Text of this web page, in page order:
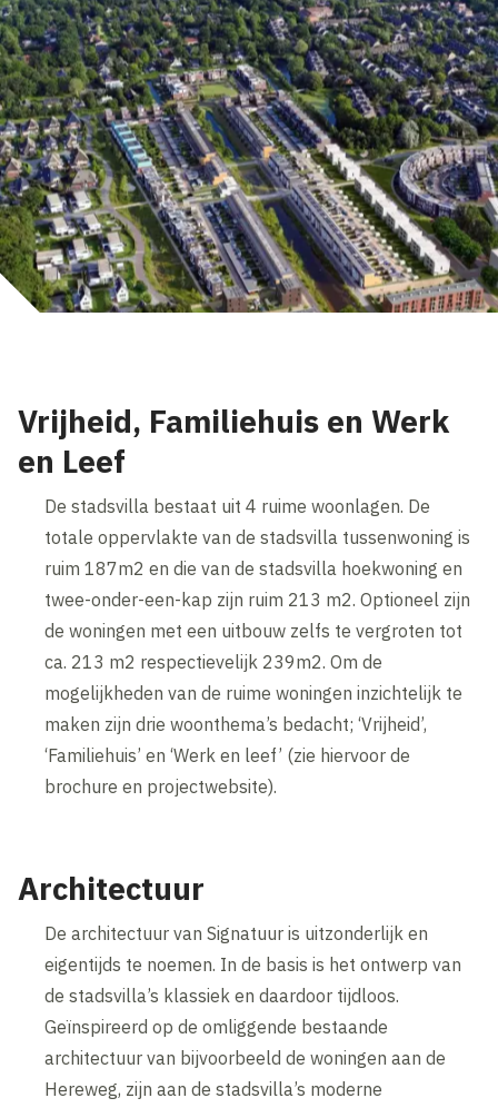
Vrijheid, Familiehuis en Werk
en Leef
De stadsvilla bestaat uit 4 ruime woonlagen. De
totale oppervlakte van de stadsvilla tussenwoning is
ruim 187m2 en die van de stadsvilla hoekwoning en
twee-onder-een-kap zijn ruim 213 m2. Optioneel zijn
de woningen met een uitbouw zelfs te vergroten tot
ca. 213 m2 respectievelijk 239m2. Om de
mogelijkheden van de ruime woningen inzichtelijk te
maken zijn drie woonthema’s bedacht; ‘Vrijheid’,
‘Familiehuis’ en ‘Werk en leef’ (zie hiervoor de
brochure en projectwebsite).
Architectuur
De architectuur van Signatuur is uitzonderlijk en
eigentijds te noemen. In de basis is het ontwerp van
de stadsvilla’s klassiek en daardoor tijdloos.
Geïnspireerd op de omliggende bestaande
architectuur van bijvoorbeeld de woningen aan de
Hereweg, zijn aan de stadsvilla’s moderne